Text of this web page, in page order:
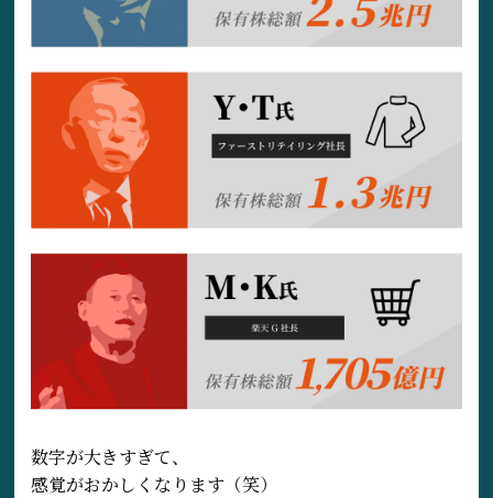
数字が大きすぎて、
感覚がおかしくなります（笑）